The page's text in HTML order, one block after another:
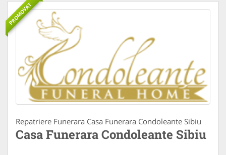
PROMOVAT
Repatriere Funerara Casa Funerara Condoleante Sibiu
Casa Funerara Condoleante Sibiu